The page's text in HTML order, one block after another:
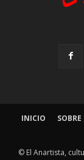
INICIO
© El Anartista,